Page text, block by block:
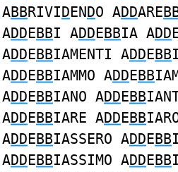
ABBRIVIDENDO ADDARE
ADDEBBI ADDEBBIA ADD
ADDEBBIAMENTI ADDEBB
ADDEBBIAMMO ADDEBB
ADDEBBIANO ADDEBB
ADDEBBIARE ADDEBB
ADDEBBIASSERO ADDEBB
ADDEBBIASSIMO ADDEBB